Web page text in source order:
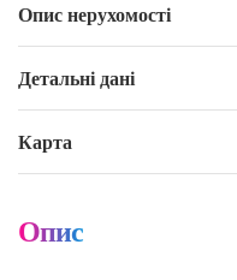
Опис нерухомості
Детальні дані
Карта
Опис